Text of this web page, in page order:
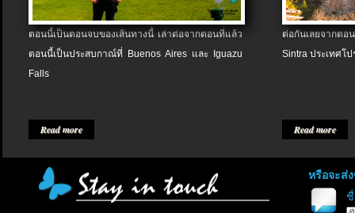
ตอนนี้เป็นตอนจบของเส้นทางนี้ เล่าต่อจากตอนที่แล้ว
ตอนนี้เป็นประสบกาณ์ที่ Buenos Aires และ Iguazu
Falls
Read more
ต่อกันเลยจากต
Sintra ประเทศโป
Read more
หรือจะส่